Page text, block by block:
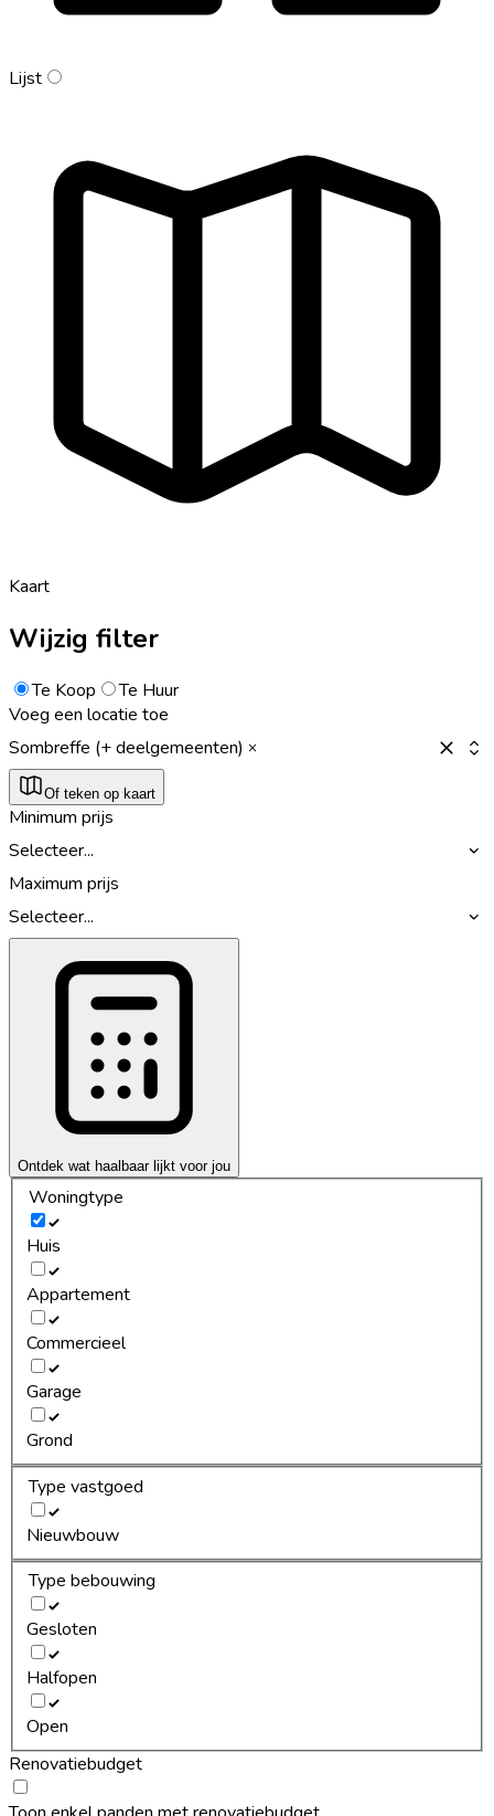
Lijst
Kaart
Wijzig filter
Te Koop
Te Huur
Voeg een locatie toe
Sombreffe (+ deelgemeenten)
Of teken op kaart
Minimum prijs
Selecteer...
Maximum prijs
Selecteer...
Ontdek wat haalbaar lijkt voor jou
Woningtype
Huis
Appartement
Commercieel
Garage
Grond
Type vastgoed
Nieuwbouw
Type bebouwing
Gesloten
Halfopen
Open
Renovatiebudget